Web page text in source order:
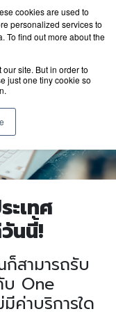
cookies are used to
personalized services to
To find out more about the
site. But in order to
just one tiny cookie so
ะเทศ
นนี้!
สามารถรับ
บ One
ค่าบริการใด